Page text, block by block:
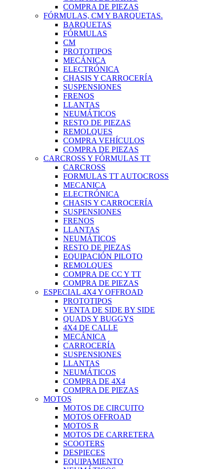
COMPRA DE PIEZAS
FÓRMULAS, CM Y BARQUETAS.
BARQUETAS
FÓRMULAS
CM
PROTOTIPOS
MECÁNICA
ELECTRÓNICA
CHASIS Y CARROCERÍA
SUSPENSIONES
FRENOS
LLANTAS
NEUMÁTICOS
RESTO DE PIEZAS
REMOLQUES
COMPRA VEHÍCULOS
COMPRA DE PIEZAS
CARCROSS Y FÓRMULAS TT
CARCROSS
FORMULAS TT AUTOCROSS
MECANICA
ELECTRÓNICA
CHASIS Y CARROCERÍA
SUSPENSIONES
FRENOS
LLANTAS
NEUMÁTICOS
RESTO DE PIEZAS
EQUIPACIÓN PILOTO
REMOLQUES
COMPRA DE CC Y TT
COMPRA DE PIEZAS
ESPECIAL 4X4 Y OFFROAD
PROTOTIPOS
VENTA DE SIDE BY SIDE
QUADS Y BUGGYS
4X4 DE CALLE
MECÁNICA
CARROCERÍA
SUSPENSIONES
LLANTAS
NEUMÁTICOS
COMPRA DE 4X4
COMPRA DE PIEZAS
MOTOS
MOTOS DE CIRCUITO
MOTOS OFFROAD
MOTOS R
MOTOS DE CARRETERA
SCOOTERS
DESPIECES
EQUIPAMIENTO